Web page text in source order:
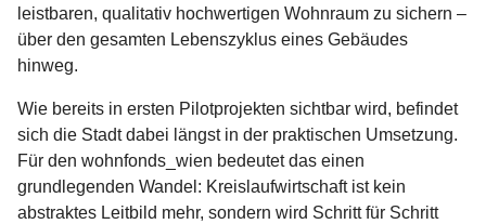
leistbaren, qualitativ hochwertigen Wohnraum zu sichern –
über den gesamten Lebenszyklus eines Gebäudes
hinweg.
Wie bereits in ersten Pilotprojekten sichtbar wird, befindet
sich die Stadt dabei längst in der praktischen Umsetzung.
Für den wohnfonds_wien bedeutet das einen
grundlegenden Wandel: Kreislaufwirtschaft ist kein
abstraktes Leitbild mehr, sondern wird Schritt für Schritt